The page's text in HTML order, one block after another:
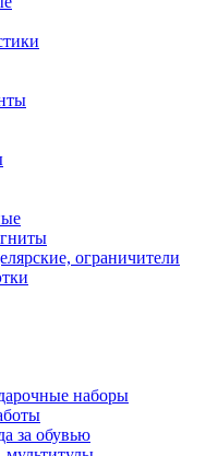
ограничители
наборы
за обувью